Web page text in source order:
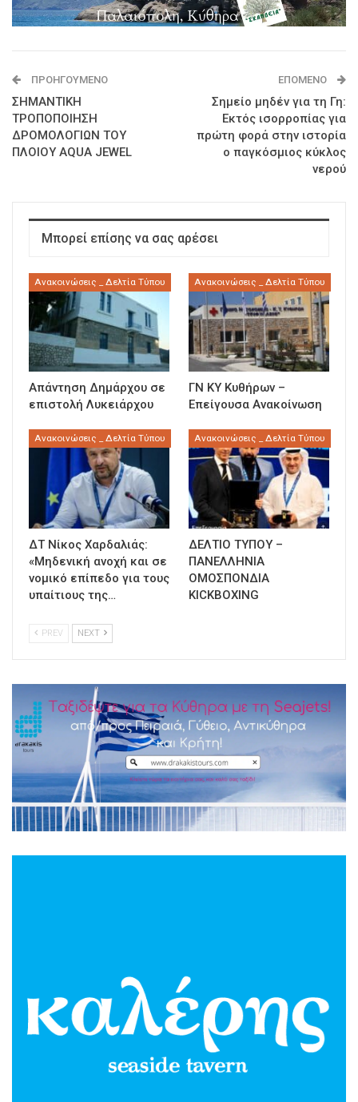
ΠΡΟΗΓΟΎΜΕΝΟ
ΣΗΜΑΝΤΙΚΗ
ΤΡΟΠΟΠΟΙΗΣΗ
ΔΡΟΜΟΛΟΓΙΩΝ TOY
ΠΛΟΙΟΥ AQUA JEWEL
ΕΠΌΜΕΝΟ
Σημείο μηδέν για τη Γη:
Εκτός ισορροπίας για
πρώτη φορά στην ιστορία
ο παγκόσμιος κύκλος
νερού
Μπορεί επίσης να σας αρέσει
Ανακοινώσεις _ Δελτία Τύπου
Απάντηση Δημάρχου σε
επιστολή Λυκειάρχου
Ανακοινώσεις _ Δελτία Τύπου
ΓΝ ΚΥ Κυθήρων –
Επείγουσα Ανακοίνωση
Ανακοινώσεις _ Δελτία Τύπου
ΔΤ Νίκος Χαρδαλιάς:
«Μηδενική ανοχή και σε
νομικό επίπεδο για τους
υπαίτιους της…
Ανακοινώσεις _ Δελτία Τύπου
ΔΕΛΤΙΟ ΤΥΠΟΥ –
ΠΑΝΕΛΛΗΝΙΑ
ΟΜΟΣΠΟΝΔΙΑ
KICKBOXING
PREV NEXT